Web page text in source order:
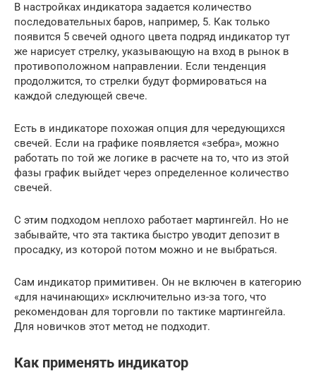
В настройках индикатора задается количество
последовательных баров, например, 5. Как только
появится 5 свечей одного цвета подряд индикатор тут
же нарисует стрелку, указывающую на вход в рынок в
противоположном направлении. Если тенденция
продолжится, то стрелки будут формироваться на
каждой следующей свече.
Есть в индикаторе похожая опция для чередующихся
свечей. Если на графике появляется «зебра», можно
работать по той же логике в расчете на то, что из этой
фазы график выйдет через определенное количество
свечей.
С этим подходом неплохо работает мартингейл. Но не
забывайте, что эта тактика быстро уводит депозит в
просадку, из которой потом можно и не выбраться.
Сам индикатор примитивен. Он не включен в категорию
«для начинающих» исключительно из-за того, что
рекомендован для торговли по тактике мартингейла.
Для новичков этот метод не подходит.
Как применять индикатор